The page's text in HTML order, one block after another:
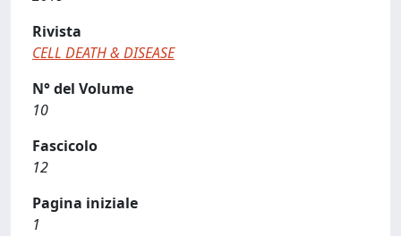
Rivista
CELL DEATH & DISEASE
N° del Volume
10
Fascicolo
12
Pagina iniziale
1